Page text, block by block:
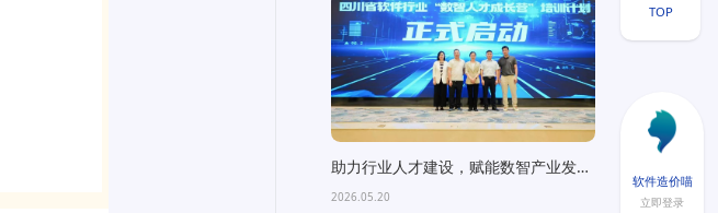
助力行业人才建设，赋能数智产业发展
—— 成都东契奇科技深...
2026.05.20
TOP
软件造价喵
立即登录